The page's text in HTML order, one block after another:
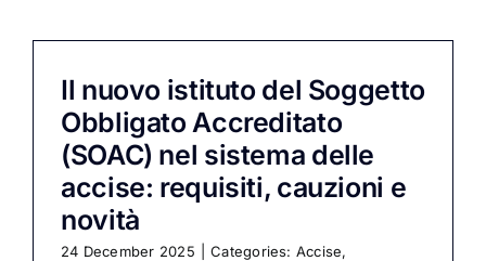
Il nuovo istituto del Soggetto
Obbligato Accreditato
(SOAC) nel sistema delle
accise: requisiti, cauzioni e
novità
24 December 2025 Categories: Accise,